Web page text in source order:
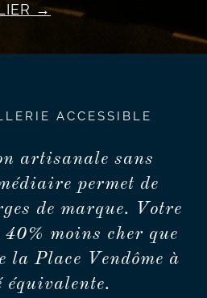
ACCESSIBLE
artisanale sans
permet de
de marque. Votre
moins cher que
la Place Vendôme à
équivalente.